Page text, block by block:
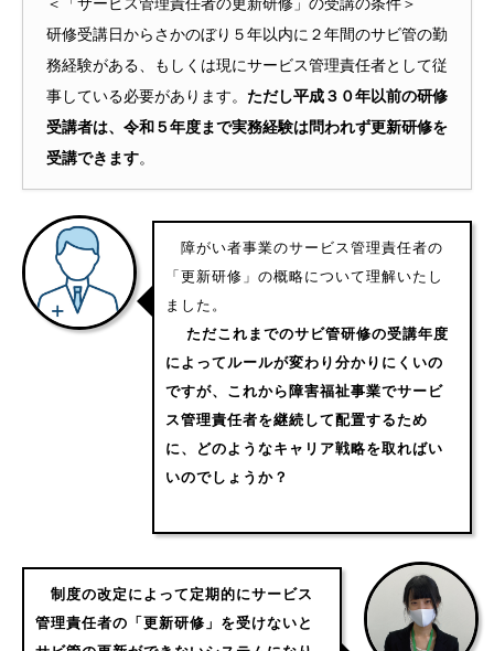
研修受講日からさかのぼり５年以内に２年間のサビ管の勤
務経験がある、もしくは現にサービス管理責任者として従
事している必要があります。 ただし平成３０年以前の研修
受講者は、令和５年度まで実務経験は問われず更新研修を
受講できます。
障がい者事業のサービス管理責任者の
「更新研修」の概略について理解いたし
ました。
ただこれまでのサビ管研修の受講年度
によってルールが変わり分かりにくいの
ですが、これから障害福祉事業でサービ
ス管理責任者を継続して配置するため
に、どのようなキャリア戦略を取ればい
いのでしょうか？
制度の改定によって定期的にサービス
管理責任者の「更新研修」を受けないと